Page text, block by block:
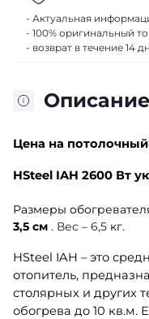
Описание
Цена на
HSteel IAH 2600 Вт
Размеры
3,5 см . Вес – 6,5 кг.
HSteel IAH – это
отопитель,
столярных и других
обогрева до 10 кв.м.
- Актуальная
- 100% оригинальный
- возврат в течение 14